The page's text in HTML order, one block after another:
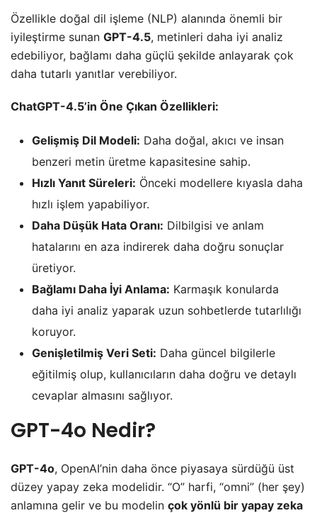
Özellikle doğal dil işleme (NLP) alanında önemli bir
iyileştirme sunan GPT-4.5, metinleri daha iyi analiz
edebiliyor, bağlamı daha güçlü şekilde anlayarak çok
daha tutarlı yanıtlar verebiliyor.
ChatGPT-4.5’in Öne Çıkan Özellikleri:
Gelişmiş Dil Modeli: Daha doğal, akıcı ve insan
benzeri metin üretme kapasitesine sahip.
Hızlı Yanıt Süreleri: Önceki modellere kıyasla daha
hızlı işlem yapabiliyor.
Daha Düşük Hata Oranı: Dilbilgisi ve anlam
hatalarını en aza indirerek daha doğru sonuçlar
üretiyor.
Bağlamı Daha İyi Anlama: Karmaşık konularda
daha iyi analiz yaparak uzun sohbetlerde tutarlılığı
koruyor.
Genişletilmiş Veri Seti: Daha güncel bilgilerle
eğitilmiş olup, kullanıcıların daha doğru ve detaylı
cevaplar almasını sağlıyor.
GPT-4o Nedir?
GPT-4o, OpenAI’nin daha önce piyasaya sürdüğü üst
düzey yapay zeka modelidir. “O” harfi, “omni” (her şey)
anlamına gelir ve bu modelin çok yönlü bir yapay zeka